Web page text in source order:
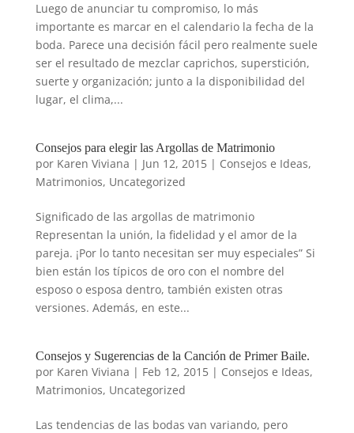
Luego de anunciar tu compromiso, lo más
importante es marcar en el calendario la fecha de la
boda. Parece una decisión fácil pero realmente suele
ser el resultado de mezclar caprichos, superstición,
suerte y organización; junto a la disponibilidad del
lugar, el clima,...
Consejos para elegir las Argollas de Matrimonio
por Karen Viviana | Jun 12, 2015| Consejos e Ideas,
Matrimonios, Uncategorized
Significado de las argollas de matrimonio
Representan la unión, la fidelidad y el amor de la
pareja. ¡Por lo tanto necesitan ser muy especiales” Si
bien están los típicos de oro con el nombre del
esposo o esposa dentro, también existen otras
versiones. Además, en este...
Consejos y Sugerencias de la Canción de Primer Baile.
por Karen Viviana | Feb 12, 2015| Consejos e Ideas,
Matrimonios, Uncategorized
Las tendencias de las bodas van variando, pero